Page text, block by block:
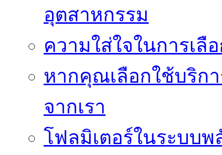
อุตสาหกรรม
ความใส่ใจในการเ
หากคุณเลือกใช้บริก
จากเรา
โฟลมิเตอร์ในระบบ